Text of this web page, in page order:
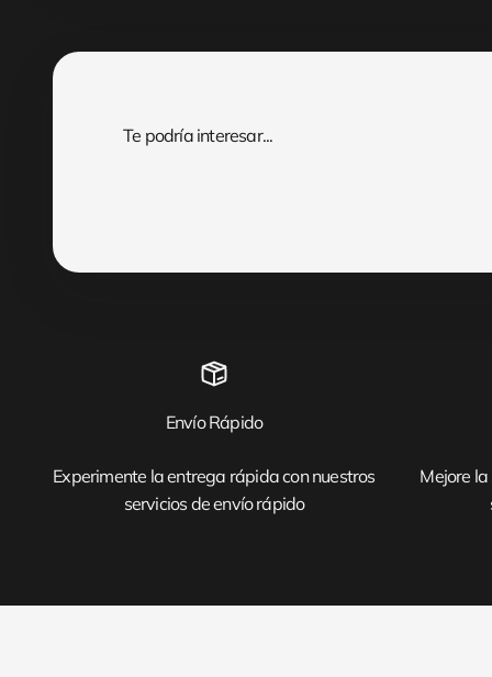
Envío Rápido
Experimente la entrega rápida con nuestros
servicios de envío rápido
Mejore